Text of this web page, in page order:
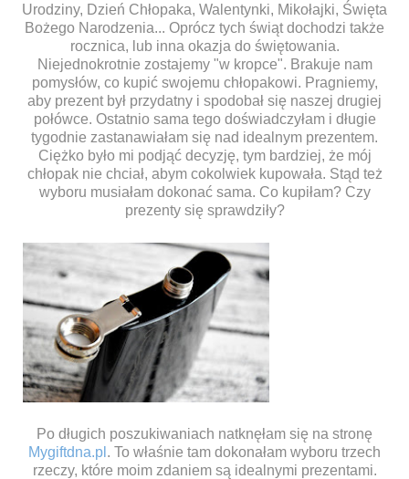
Urodziny, Dzień Chłopaka, Walentynki, Mikołajki, Święta
Bożego Narodzenia... Oprócz tych świąt dochodzi także
rocznica, lub inna okazja do świętowania.
Niejednokrotnie zostajemy "w kropce". Brakuje nam
pomysłów, co kupić swojemu chłopakowi. Pragniemy,
aby prezent był przydatny i spodobał się naszej drugiej
połówce. Ostatnio sama tego doświadczyłam i długie
tygodnie zastanawiałam się nad idealnym prezentem.
Ciężko było mi podjąć decyzję, tym bardziej, że mój
chłopak nie chciał, abym cokolwiek kupowała. Stąd też
wyboru musiałam dokonać sama. Co kupiłam? Czy
prezenty się sprawdziły?
Po długich poszukiwaniach natknęłam się na stronę
Mygiftdna.pl . To właśnie tam dokonałam wyboru trzech
rzeczy, które moim zdaniem są idealnymi prezentami.